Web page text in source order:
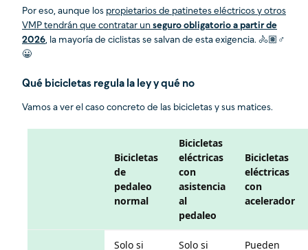
Por eso, aunque los propietarios de patinetes eléctricos y otros
VMP tendrán que contratar un seguro obligatorio a partir de
2026, la mayoría de ciclistas se salvan de esta exigencia. 🚴🏽♂️
😀
Qué bicicletas regula la ley y qué no
Vamos a ver el caso concreto de las bicicletas y sus matices.
Bicicletas
de
pedaleo
normal
Bicicletas
eléctricas
con
asistencia
al
pedaleo
Bicicletas
eléctricas
con
acelerador
Solo si
Solo si
Pueden